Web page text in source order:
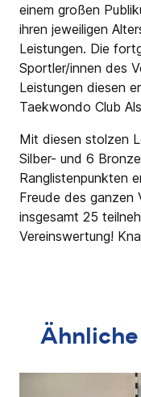
einem großen
ihren jeweiligen
Leistungen. Die
Sportler/innen des
Leistungen diesen
Taekwondo Club
Mit diesen stolzen
Silber- und 6
Ranglistenpunkten
Freude des ganzen
insgesamt 25
Vereinswertung!